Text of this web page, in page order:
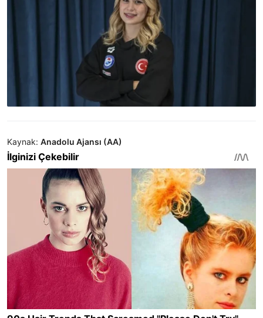
Kaynak: Anadolu Ajansı (AA)